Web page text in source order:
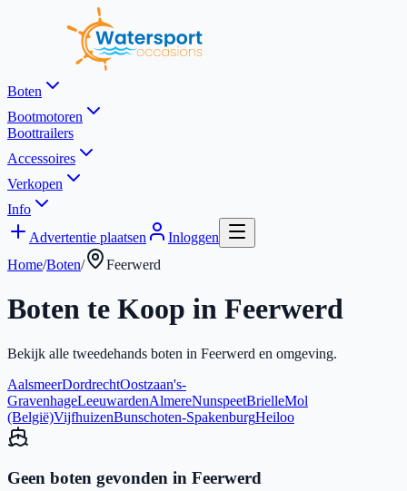
Boten
Bootmotoren
Boottrailers
Accessoires
Verkopen
Info
Advertentie plaatsen
Inloggen
Home/Boten/ Feerwerd
Boten te Koop in Feerwerd
Bekijk alle tweedehands boten in Feerwerd en omgeving.
AalsmeerDordrechtOostzaan's-
GravenhageLeeuwardenAlmereNunspeetBrielleMol
(België)VijfhuizenBunschoten-SpakenburgHeiloo
Geen boten gevonden in Feerwerd